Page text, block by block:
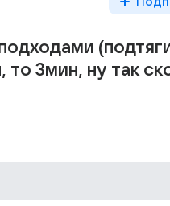
3мин, ну так